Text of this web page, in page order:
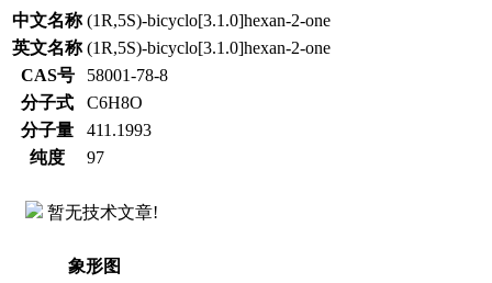
中文名称 (1R,5S)-bicyclo[3.1.0]hexan-2-one
英文名称 (1R,5S)-bicyclo[3.1.0]hexan-2-one
CAS号
58001-78-8
分子式
C6H8O
分子量
411.1993
纯度
97
暂无技术文章!
象形图